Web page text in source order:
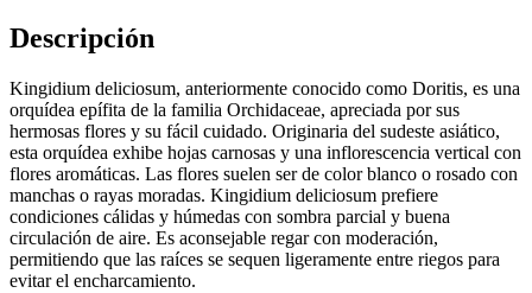
Descripción
Kingidium deliciosum, anteriormente conocido como Doritis, es una
orquídea epífita de la familia Orchidaceae, apreciada por sus
hermosas flores y su fácil cuidado. Originaria del sudeste asiático,
esta orquídea exhibe hojas carnosas y una inflorescencia vertical con
flores aromáticas. Las flores suelen ser de color blanco o rosado con
manchas o rayas moradas. Kingidium deliciosum prefiere
condiciones cálidas y húmedas con sombra parcial y buena
circulación de aire. Es aconsejable regar con moderación,
permitiendo que las raíces se sequen ligeramente entre riegos para
evitar el encharcamiento.